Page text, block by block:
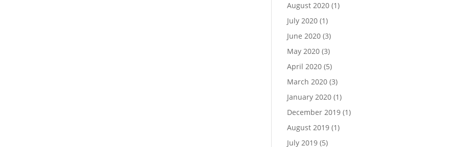
August 2020 (1)
July 2020 (1)
June 2020 (3)
May 2020 (3)
April 2020 (5)
March 2020 (3)
January 2020 (1)
December 2019 (1)
August 2019 (1)
July 2019 (5)